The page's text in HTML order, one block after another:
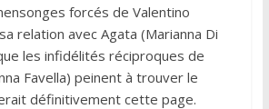
forcés de Valentino
relation avec Agata (Marianna Di
les infidélités réciproques de
Favella) peinent à trouver le
définitivement cette page.